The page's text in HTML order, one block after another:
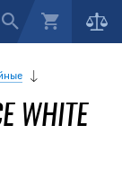
WHITE